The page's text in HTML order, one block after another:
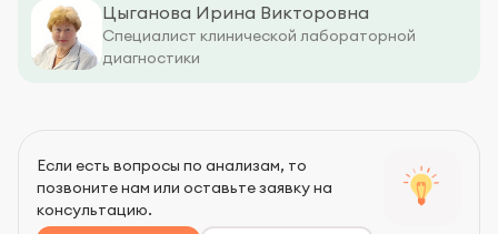
Цыганова Ирина Викторовна
Специалист клинической лабораторной
диагностики
Если есть вопросы по анализам, то
позвоните нам или оставьте заявку на
консультацию.